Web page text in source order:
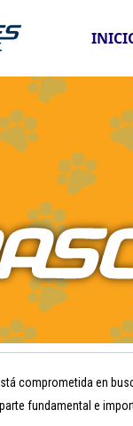
comprometida en
fundamental e